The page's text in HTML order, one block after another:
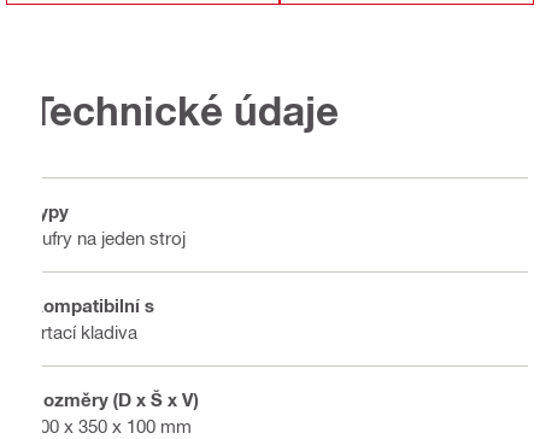
Technické údaje
Typy
Kufry na jeden stroj
Kompatibilní s
Vrtací kladiva
Rozměry (D x Š x V)
400 x 350 x 100 mm